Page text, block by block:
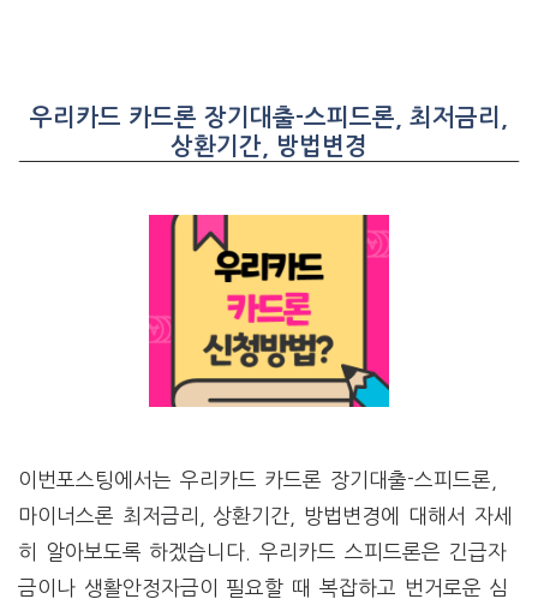
우리카드 카드론 장기대출-스피드론, 최저금리,
상환기간, 방법변경
이번포스팅에서는 우리카드 카드론 장기대출-스피드론,
마이너스론 최저금리, 상환기간, 방법변경에 대해서 자세
히 알아보도록 하겠습니다. 우리카드 스피드론은 긴급자
금이나 생활안정자금이 필요할 때 복잡하고 번거로운 심